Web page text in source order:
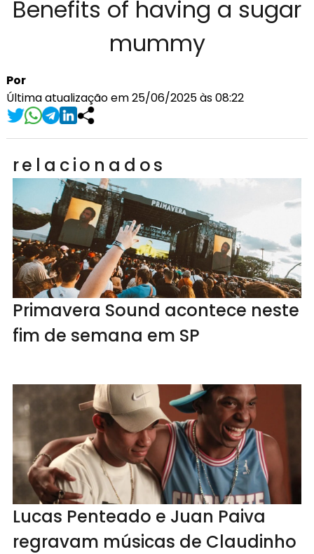
Benefits of having a sugar
mummy
Por
Última atualização em 25/06/2025 às 08:22
relacionados
Primavera Sound acontece neste
fim de semana em SP
Lucas Penteado e Juan Paiva
regravam músicas de Claudinho